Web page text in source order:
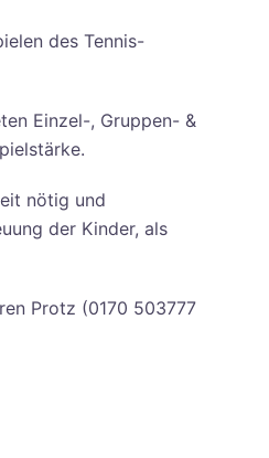
des Tennis-
Einzel-, Gruppen- &
nötig und
der Kinder, als
Protz (0170 503777